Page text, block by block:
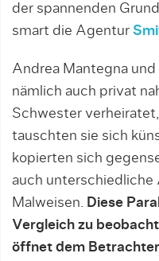
der spannenden
smart die Agentur
Andrea Mantegna
nämlich auch privat
Schwester
tauschten sie sich
kopierten sich
auch unterschiedliche
Malweisen. Diese
Vergleich zu
öffnet dem